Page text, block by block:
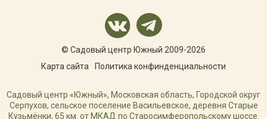
© Садовый центр Южный 2009-2026
Карта сайта
Политика конфинденциальности
Садовый центр «Южный», Московская область, Городской округ
Серпухов, сельское поселение Васильевское, деревня Старые
Кузьмёнки, 65 км. от МКАД по Старосимферопольскому шоссе.